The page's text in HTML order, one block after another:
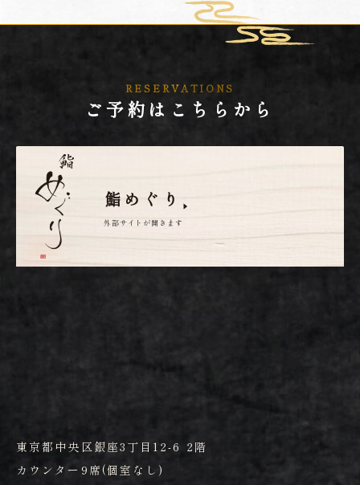
RESERVATIONS
ご予約はこちらから
鮨めぐり
外部サイトが開きます
東京都中央区銀座3丁目12-6 2階
カウンター9席(個室なし)